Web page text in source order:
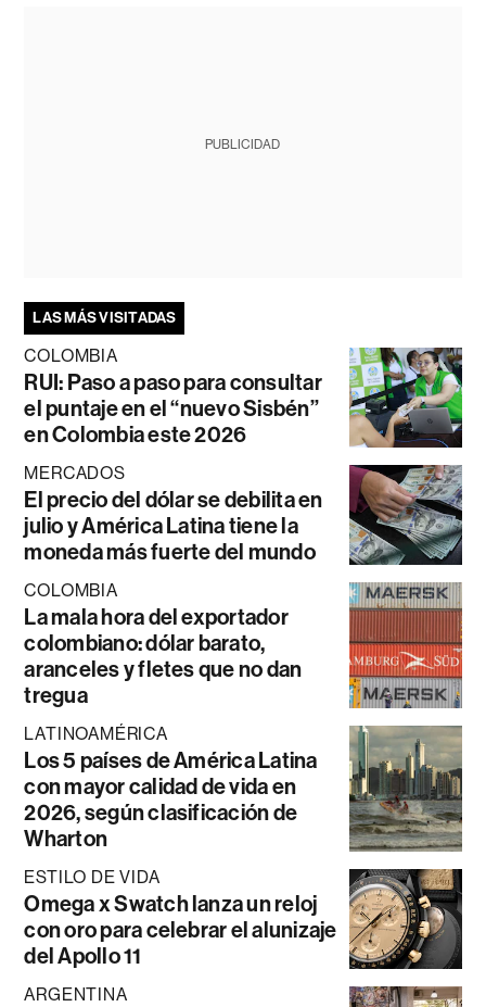
PUBLICIDAD
LAS MÁS VISITADAS
COLOMBIA
RUI: Paso a paso para consultar
el puntaje en el “nuevo Sisbén”
en Colombia este 2026
MERCADOS
El precio del dólar se debilita en
julio y América Latina tiene la
moneda más fuerte del mundo
COLOMBIA
La mala hora del exportador
colombiano: dólar barato,
aranceles y fletes que no dan
tregua
LATINOAMÉRICA
Los 5 países de América Latina
con mayor calidad de vida en
2026, según clasificación de
Wharton
ESTILO DE VIDA
Omega x Swatch lanza un reloj
con oro para celebrar el alunizaje
del Apollo 11
ARGENTINA